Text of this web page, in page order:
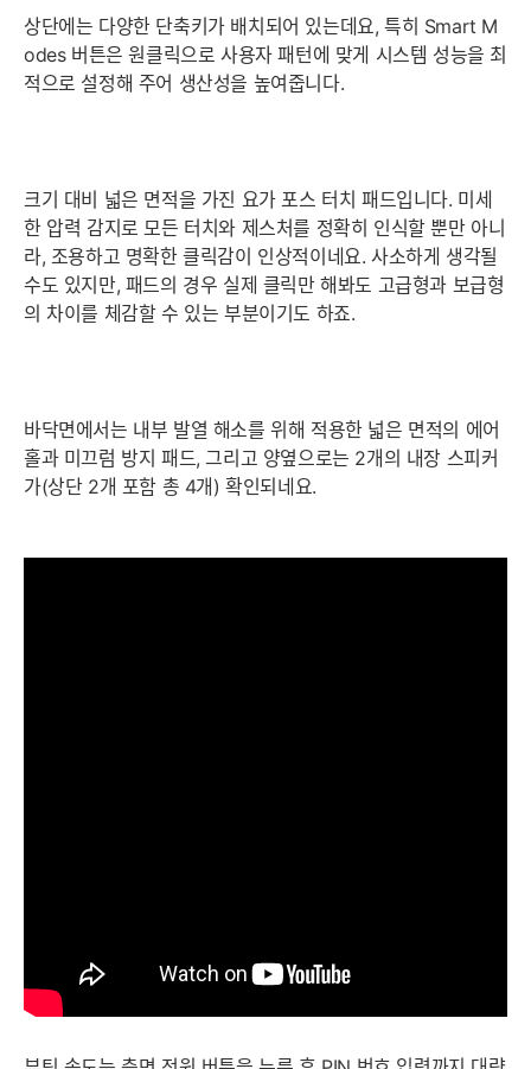
상단에는 다양한 단축키가 배치되어 있는데요, 특히 Smart M
odes 버튼은 원클릭으로 사용자 패턴에 맞게 시스템 성능을 최
적으로 설정해 주어 생산성을 높여줍니다.
크기 대비 넓은 면적을 가진 요가 포스 터치 패드입니다. 미세
한 압력 감지로 모든 터치와 제스처를 정확히 인식할 뿐만 아니
라, 조용하고 명확한 클릭감이 인상적이네요. 사소하게 생각될
수도 있지만, 패드의 경우 실제 클릭만 해봐도 고급형과 보급형
의 차이를 체감할 수 있는 부분이기도 하죠.
바닥면에서는 내부 발열 해소를 위해 적용한 넓은 면적의 에어
홀과 미끄럼 방지 패드, 그리고 양옆으로는 2개의 내장 스피커
가(상단 2개 포함 총 4개) 확인되네요.